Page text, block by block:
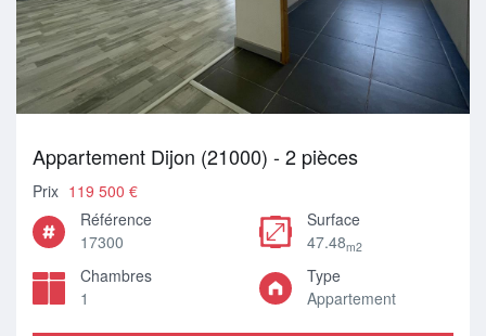
Appartement Dijon (21000) - 2 pièces
Prix 119 500 €
Référence
17300
Surface
47.48m2
Chambres
1
Type
Appartement